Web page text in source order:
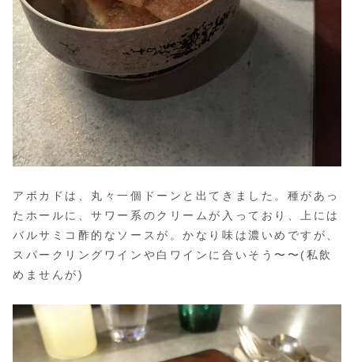
アボカドは、丸々一個ドーンと出てきました。種があっ
たホールに、サワー系のクリームが入っており、上には
バルサミコ酢的なソースが。かなり味は濃いめですが、
スパークリングワインや白ワインに合いそう〜〜(私飲
めませんが)